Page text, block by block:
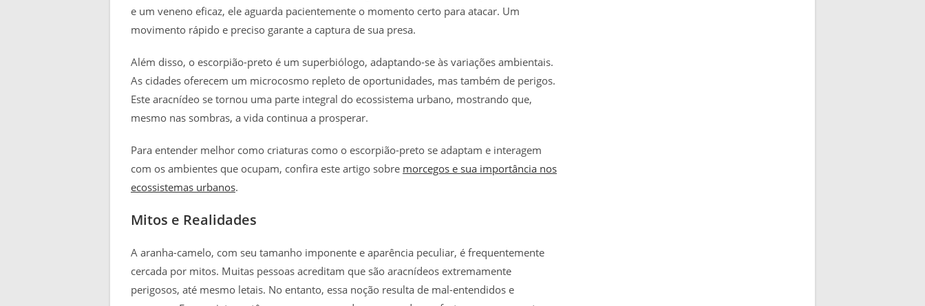
e um veneno eficaz, ele aguarda pacientemente o momento certo para atacar. Um
movimento rápido e preciso garante a captura de sua presa.
Além disso, o escorpião-preto é um superbiólogo, adaptando-se às variações ambientais.
As cidades oferecem um microcosmo repleto de oportunidades, mas também de perigos.
Este aracnídeo se tornou uma parte integral do ecossistema urbano, mostrando que,
mesmo nas sombras, a vida continua a prosperar.
Para entender melhor como criaturas como o escorpião-preto se adaptam e interagem
com os ambientes que ocupam, confira este artigo sobre morcegos e sua importância nos
ecossistemas urbanos.
Mitos e Realidades
A aranha-camelo, com seu tamanho imponente e aparência peculiar, é frequentemente
cercada por mitos. Muitas pessoas acreditam que são aracnídeos extremamente
perigosos, até mesmo letais. No entanto, essa noção resulta de mal-entendidos e